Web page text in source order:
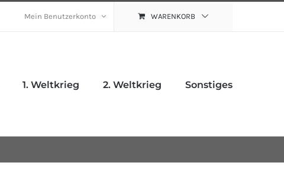
Mein Benutzerkonto WARENKORB
1. Weltkrieg 2. Weltkrieg Sonstiges